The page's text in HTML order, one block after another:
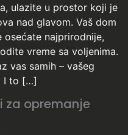
ulazite u prostor koji je
nad glavom. Vaš dom
osećate najprirodnije,
vreme sa voljenima.
vas samih – vašeg
I to […]
za opremanje